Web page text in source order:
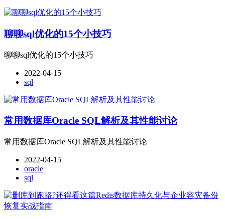
聊聊sql优化的15个小技巧
聊聊sql优化的15个小技巧
2022-04-15
sql
常用数据库Oracle SQL解析及其性能讨论
常用数据库Oracle SQL解析及其性能讨论
2022-04-15
oracle
sql